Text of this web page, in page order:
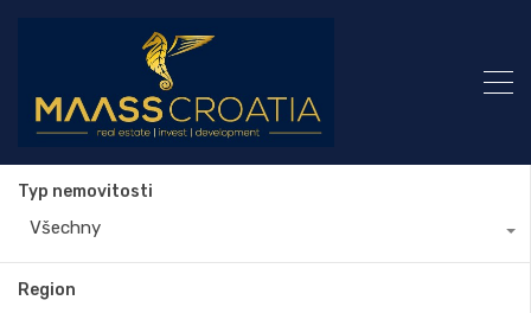
Typ nemovitosti
Všechny
Region